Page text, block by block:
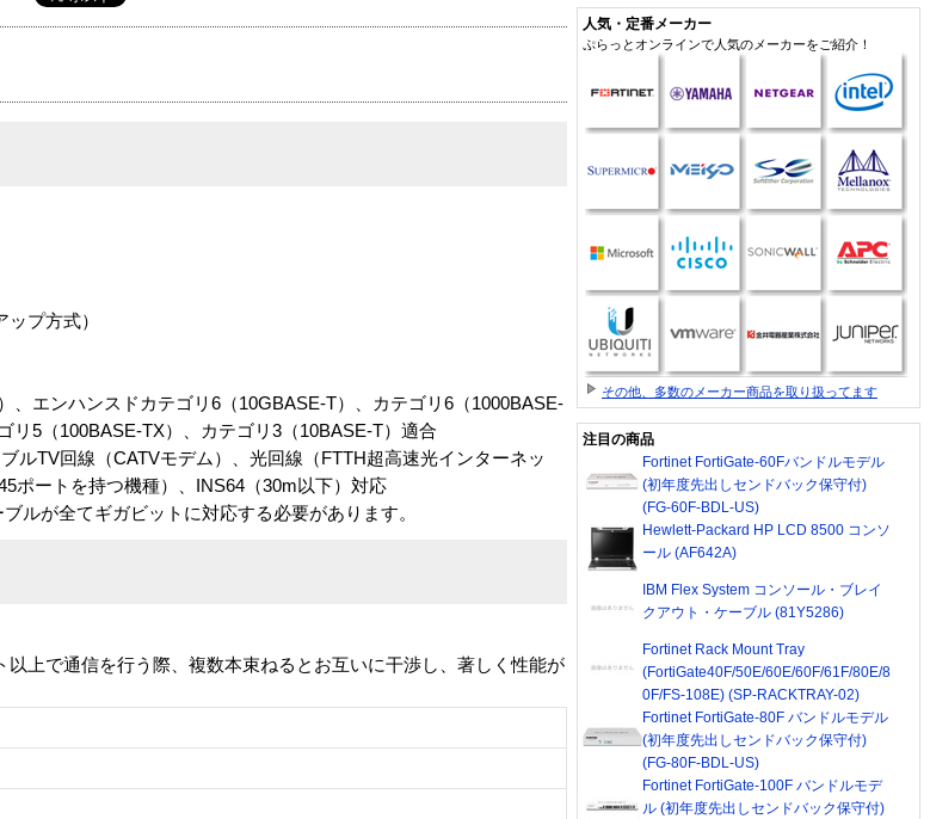
プ方式）
、エンハンスドカテゴリ6（10GBASE-T）、カテゴリ6（1000BASE-
5（100BASE-TX）、カテゴリ3（10BASE-T）適合
ルTV回線（CATVモデム）、光回線（FTTH超高速光インターネッ
ポートを持つ機種）、INS64（30m以下）対応
ルが全てギガビットに対応する必要があります。
上で通信を行う際、複数本束ねるとお互いに干渉し、著しく性能が
人気・定番メーカー
ぷらっとオンラインで人気のメーカーをご紹介！
その他、多数のメーカー商品を取り扱ってます
注目の商品
Fortinet FortiGate-60Fバンドルモデル
(初年度先出しセンドバック保守付)
(FG-60F-BDL-US)
Hewlett-Packard HP LCD 8500 コンソ
ール (AF642A)
IBM Flex System コンソール・ブレイ
クアウト・ケーブル (81Y5286)
Fortinet Rack Mount Tray
(FortiGate40F/50E/60E/60F/61F/80E/8
0F/FS-108E) (SP-RACKTRAY-02)
Fortinet FortiGate-80F バンドルモデル
(初年度先出しセンドバック保守付)
(FG-80F-BDL-US)
Fortinet FortiGate-100F バンドルモデ
ル (初年度先出しセンドバック保守付)